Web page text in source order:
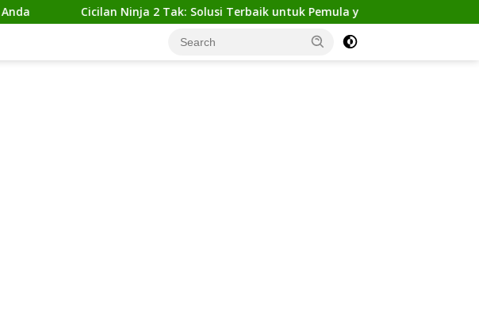
Cicilan Ninja 2 Tak: Solusi Terbaik untuk Pemula yang Ingin Tampil Gagah